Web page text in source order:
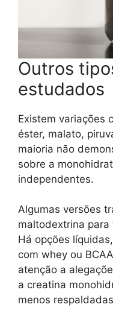
Outros
estudados
Existem variações
éster, malato,
maioria não
sobre a
independentes.
Algumas versões
maltodextrina
Há opções
com whey ou
atenção a
a creatina
menos